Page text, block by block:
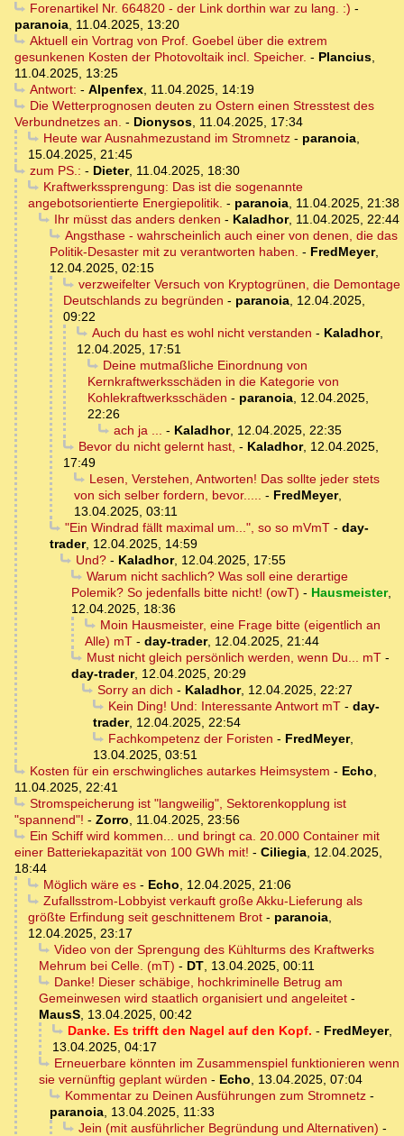
Forenartikel Nr. 664820 - der Link dorthin war zu lang. :) -
paranoia, 11.04.2025, 13:20
Aktuell ein Vortrag von Prof. Goebel über die extrem
gesunkenen Kosten der Photovoltaik incl. Speicher. - Plancius,
11.04.2025, 13:25
Antwort: - Alpenfex, 11.04.2025, 14:19
Die Wetterprognosen deuten zu Ostern einen Stresstest des
Verbundnetzes an. - Dionysos, 11.04.2025, 17:34
Heute war Ausnahmezustand im Stromnetz- paranoia,
15.04.2025, 21:45
zum PS.: - Dieter, 11.04.2025, 18:30
Kraftwerkssprengung: Das ist die sogenannte
angebotsorientierte Energiepolitik. - paranoia, 11.04.2025, 21:38
Ihr müsst das anders denken - Kaladhor, 11.04.2025, 22:44
Angsthase - wahrscheinlich auch einer von denen, die das
Politik-Desaster mit zu verantworten haben. - FredMeyer,
12.04.2025, 02:15
verzweifelter Versuch von Kryptogrünen, die Demontage
Deutschlands zu begründen - paranoia, 12.04.2025,
09:22
Auch du hast es wohl nicht verstanden - Kaladhor,
12.04.2025, 17:51
Deine mutmaßliche Einordnung von
Kernkraftwerksschäden in die Kategorie von
Kohlekraftwerksschäden - paranoia, 12.04.2025,
22:26
ach ja ... - Kaladhor, 12.04.2025, 22:35
Bevor du nicht gelernt hast, - Kaladhor, 12.04.2025,
17:49
Lesen, Verstehen, Antworten! Das sollte jeder stets
von sich selber fordern, bevor..... - FredMeyer,
13.04.2025, 03:11
"Ein Windrad fällt maximal um...", so so mVmT- day-
trader, 12.04.2025, 14:59
Und?- Kaladhor, 12.04.2025, 17:55
Warum nicht sachlich? Was soll eine derartige
Polemik? So jedenfalls bitte nicht! (owT) - Hausmeister,
12.04.2025, 18:36
Moin Hausmeister, eine Frage bitte (eigentlich an
Alle) mT - day-trader, 12.04.2025, 21:44
Must nicht gleich persönlich werden, wenn Du... mT-
day-trader, 12.04.2025, 20:29
Sorry an dich - Kaladhor, 12.04.2025, 22:27
Kein Ding! Und: Interessante Antwort mT- day-
trader, 12.04.2025, 22:54
Fachkompetenz der Foristen - FredMeyer,
13.04.2025, 03:51
Kosten für ein erschwingliches autarkes Heimsystem - Echo,
11.04.2025, 22:41
Stromspeicherung ist "langweilig", Sektorenkopplung ist
"spannend"! - Zorro, 11.04.2025, 23:56
Ein Schiff wird kommen... und bringt ca. 20.000 Container mit
einer Batteriekapazität von 100 GWh mit! - Ciliegia, 12.04.2025,
18:44
Möglich wäre es- Echo, 12.04.2025, 21:06
Zufallsstrom-Lobbyist verkauft große Akku-Lieferung als
größte Erfindung seit geschnittenem Brot - paranoia,
12.04.2025, 23:17
Video von der Sprengung des Kühlturms des Kraftwerks
Mehrum bei Celle. (mT) - DT, 13.04.2025, 00:11
Danke! Dieser schäbige, hochkriminelle Betrug am
Gemeinwesen wird staatlich organisiert und angeleitet -
MausS, 13.04.2025, 00:42
Danke. Es trifft den Nagel auf den Kopf. - FredMeyer,
13.04.2025, 04:17
Erneuerbare könnten im Zusammenspiel funktionieren wenn
sie vernünftig geplant würden - Echo, 13.04.2025, 07:04
Kommentar zu Deinen Ausführungen zum Stromnetz-
paranoia, 13.04.2025, 11:33
Jein (mit ausführlicher Begründung und Alternativen) -